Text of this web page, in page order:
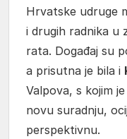
Hrvatske udruge
i drugih radnika u
rata. Događaj su
a prisutna je bila i
Valpova, s kojim
novu suradnju,
perspektivnu.